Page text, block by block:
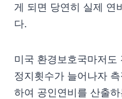
게 되면 당연히 실제 연
다.
미국 환경보호국마저도
정지횟수가 늘어나자
하여 공인연비를 산출